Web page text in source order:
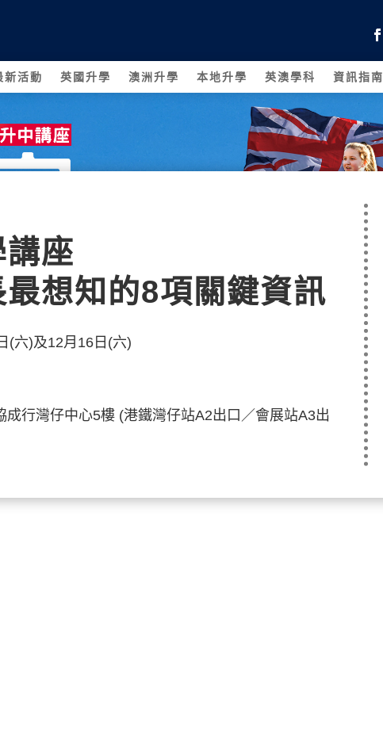
新活動 英國升學 澳洲升學 本地升學 英澳學科 資訊指南
座
想知的8項關鍵資訊
(六)及12月16日(六)
成行灣仔中心5樓 (港鐵灣仔站A2出口／會展站A3出